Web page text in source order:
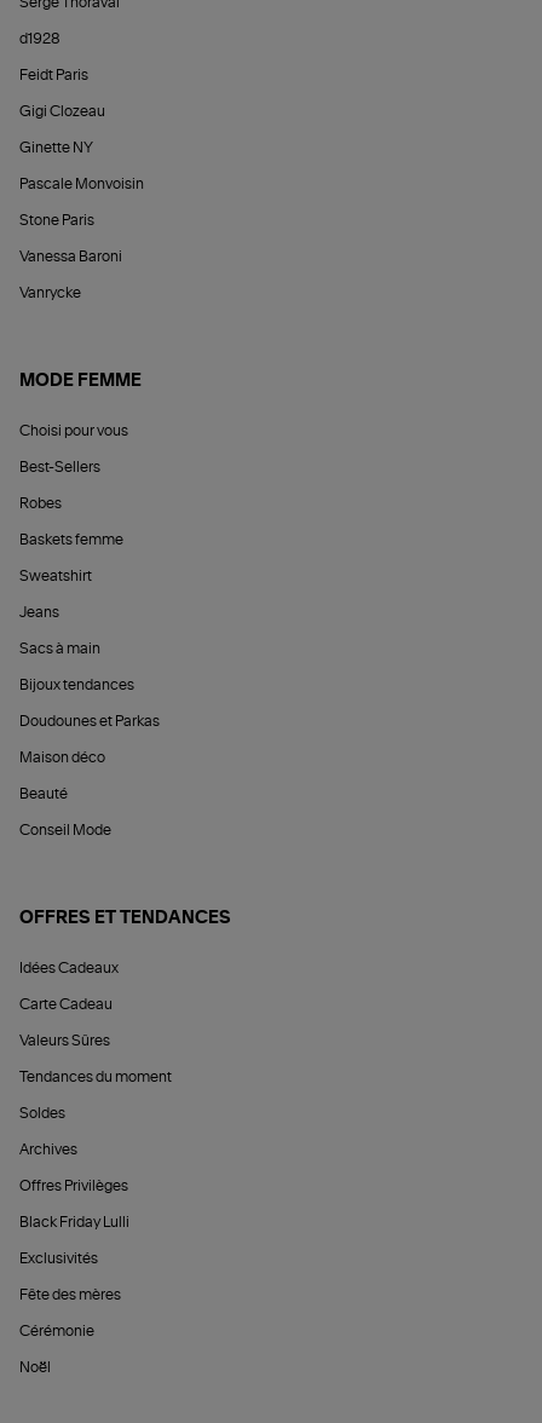
d1928
Feidt Paris
Gigi Clozeau
Ginette NY
Pascale Monvoisin
Stone Paris
Vanessa Baroni
Vanrycke
MODE FEMME
Choisi pour vous
Best-Sellers
Robes
Baskets femme
Sweatshirt
Jeans
Sacs à main
Bijoux tendances
Doudounes et Parkas
Maison déco
Beauté
Conseil Mode
OFFRES ET TENDANCES
Idées Cadeaux
Carte Cadeau
Valeurs Sûres
Tendances du moment
Soldes
Archives
Offres Privilèges
Black Friday Lulli
Exclusivités
Fête des mères
Cérémonie
Noël